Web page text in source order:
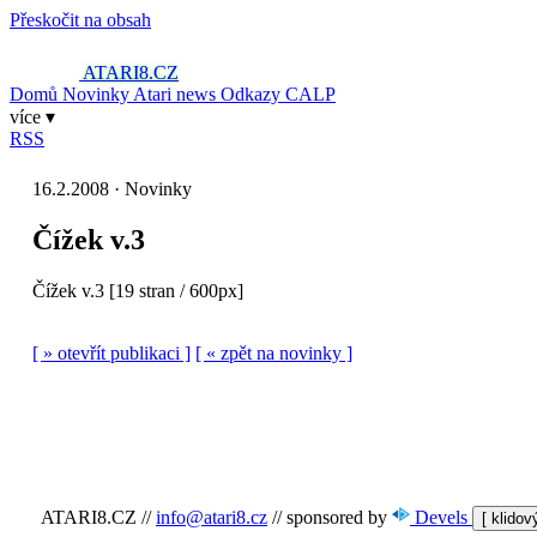
Přeskočit na obsah
ATARI8.CZ
Domů Novinky Atari news Odkazy CALP
více ▾
RSS
16.2.2008 · Novinky
Čížek v.3
Čížek v.3 [19 stran / 600px]
[ » otevřít publikaci ] [ « zpět na novinky ]
ATARI8.CZ // info@atari8.cz // sponsored by Devels [